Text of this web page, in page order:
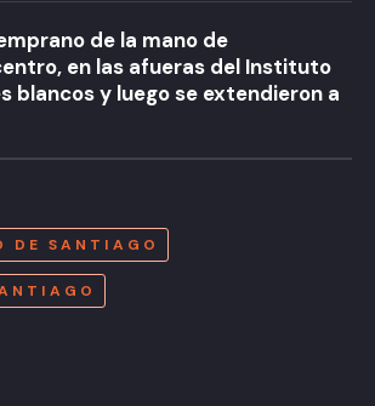
de la mano de
en las afueras del Instituto
blancos y luego se extendieron a
DE SANTIAGO